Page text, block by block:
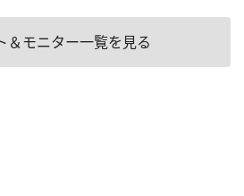
＆モニター一覧を見る